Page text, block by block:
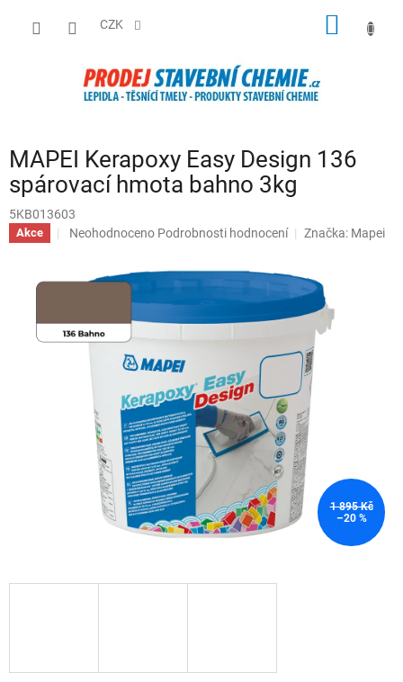
CZK
MAPEI Kerapoxy Easy Design 136
spárovací hmota bahno 3kg
5KB013603
Akce
Průměrné
je
5
hvězdiček.
Neohodnoceno Podrobnosti hodnocení Značka: Mapei
1 895 Kč
–20 %